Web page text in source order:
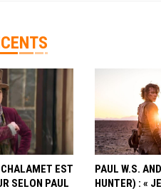
EST
SELON PAUL
PAUL W.S.
HUNTER) : «